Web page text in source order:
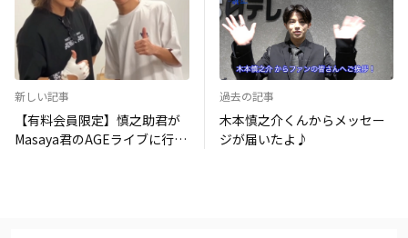
新しい記事
【有料会員限定】慎之助君が
Masaya君のAGEライブに行っ
過去の記事
木本慎之介くんからメッセー
ジが届いたよ♪